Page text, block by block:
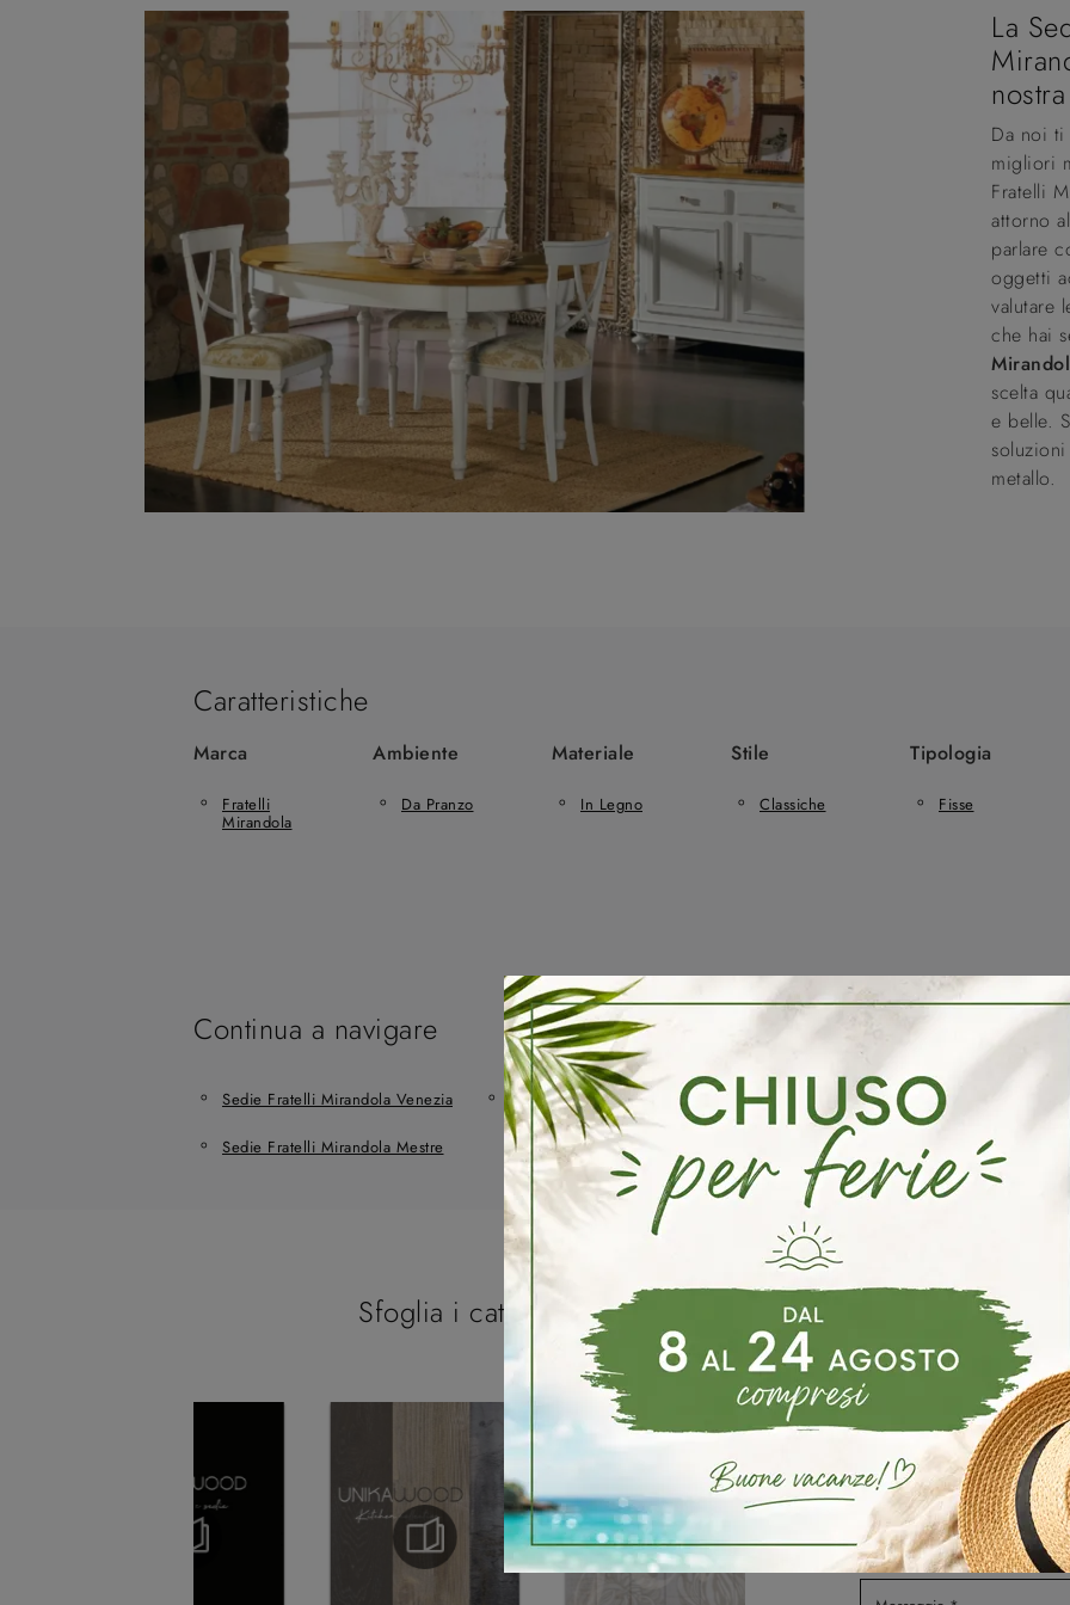
La
Da noi ti
migliori
Fratelli
attorno
parlare
oggetti
valutare
che hai
scelta
e belle.
metallo.
Caratteristiche
Marca
Fratelli
Mirandola
Ambiente
Da Pranzo
Materiale
In Legno
Stile
Classiche
Tipologia
Fisse
Continua a navigare
Sedie Fratelli Mirandola Venezia Sedie Fratelli Mirandola Mirano Sedie Fratelli Mirandola Scorzè
Sedie Fratelli Mirandola Mestre
Sfoglia i cataloghi